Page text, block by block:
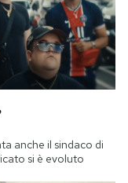
anche il sindaco di
si è evoluto